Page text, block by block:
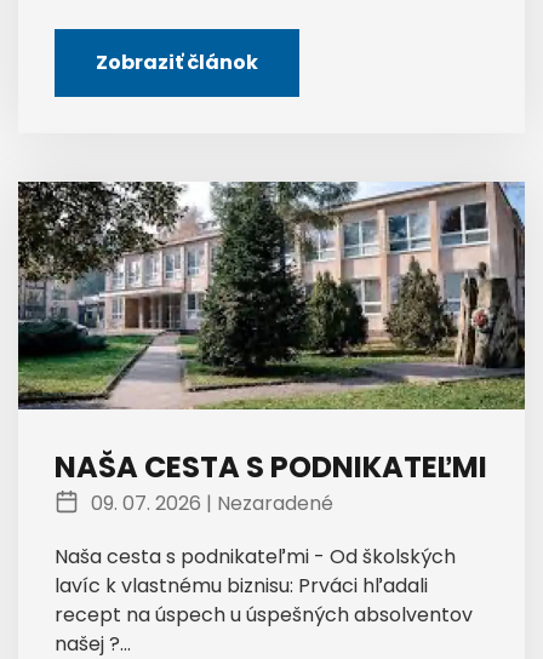
Zobraziť článok
NAŠA CESTA S PODNIKATEĽMI
09. 07. 2026 | Nezaradené
Naša cesta s podnikateľmi - Od školských
lavíc k vlastnému biznisu: Prváci hľadali
recept na úspech u úspešných absolventov
našej ?...